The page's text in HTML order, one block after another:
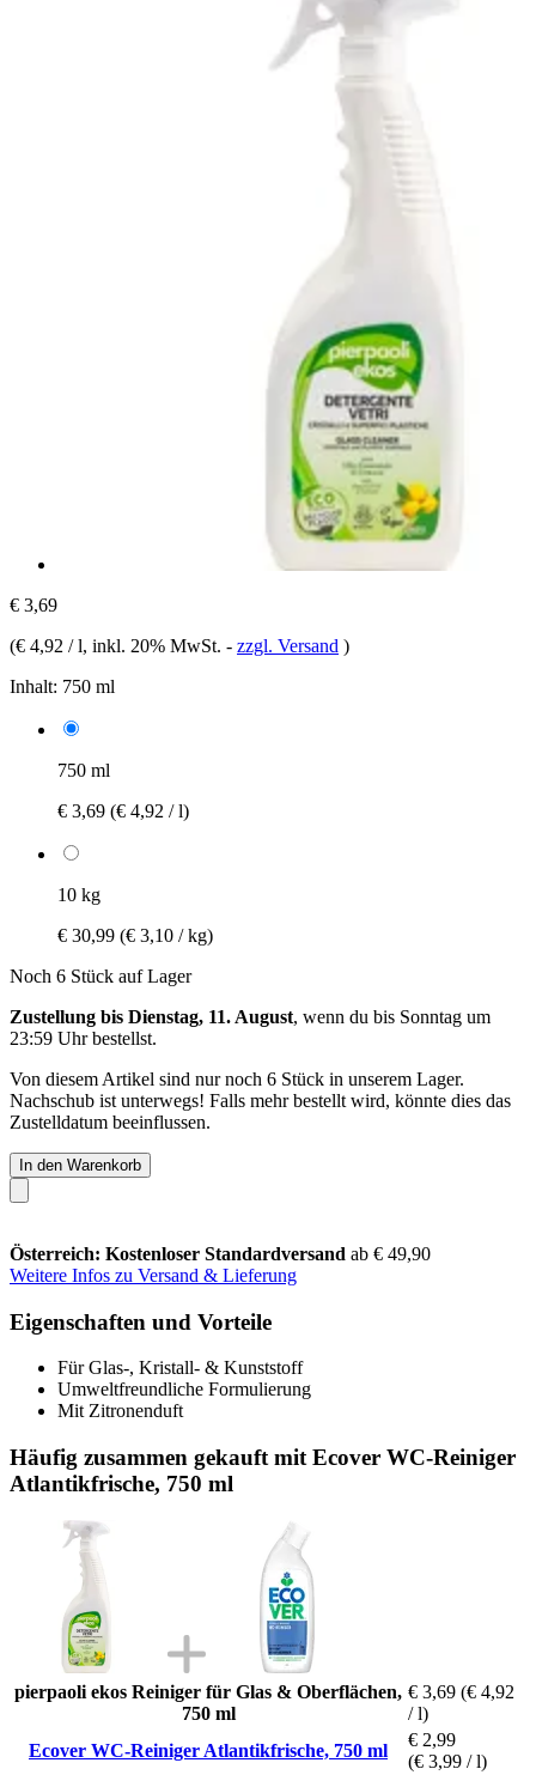
€ 3,69
(€ 4,92 / l, inkl. 20% MwSt. - zzgl. Versand )
Inhalt: 750 ml
750 ml
€ 3,69 (€ 4,92 / l)
10 kg
€ 30,99 (€ 3,10 / kg)
Noch 6 Stück auf Lager
Zustellung bis Dienstag, 11. August, wenn du bis Sonntag um
23:59 Uhrbestellst.
Von diesem Artikel sind nur noch 6 Stück in unserem Lager.
Nachschub ist unterwegs! Falls mehr bestellt wird, könnte dies das
Zustelldatum beeinflussen.
In den Warenkorb
Österreich: Kostenloser Standardversand ab € 49,90
Weitere Infos zu Versand & Lieferung
Eigenschaften und Vorteile
Für Glas-, Kristall- & Kunststoff
Umweltfreundliche Formulierung
Mit Zitronenduft
Häufig zusammen gekauft mit Ecover WC-Reiniger
Atlantikfrische, 750 ml
pierpaoli ekos Reiniger für Glas & Oberflächen,
750 ml
€ 3,69 (€ 4,92
/ l)
Ecover WC-Reiniger Atlantikfrische, 750 ml
€ 2,99
(€ 3,99 / l)